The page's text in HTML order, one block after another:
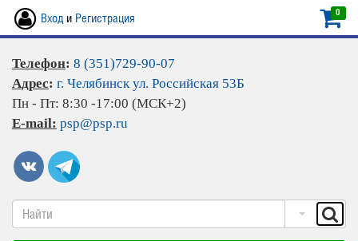
0
Вход и Регистрация
Телефон: 8 (351)729-90-07
Адрес: г. Челябинск ул. Российская 53Б
Пн - Пт: 8:30 -17:00 (МСК+2)
E-mail: psp@psp.ru